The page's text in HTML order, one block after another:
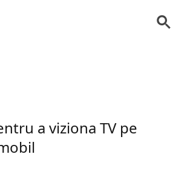
a viziona TV pe